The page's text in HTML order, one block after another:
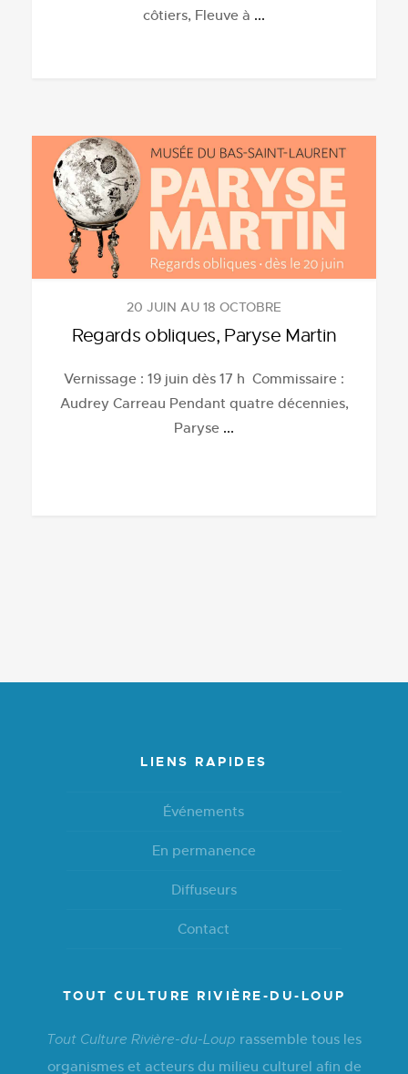
côtiers, Fleuve à ...
20 JUIN AU 18 OCTOBRE
Regards obliques, Paryse Martin
Vernissage : 19 juin dès 17 h Commissaire :
Audrey Carreau Pendant quatre décennies,
Paryse ...
LIENS RAPIDES
Événements
En permanence
Diffuseurs
Contact
TOUT CULTURE RIVIÈRE-DU-LOUP
Tout Culture Rivière-du-Loup rassemble tous les
organismes et acteurs du milieu culturel afin de